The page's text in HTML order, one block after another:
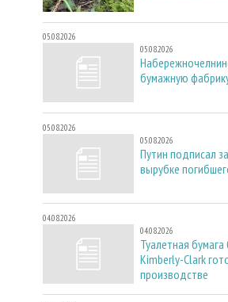
05.08.2026
05.08.2026
бумажную
05.08.2026
05.08.2026
Путин подписал
вырубке
04.08.2026
04.08.2026
Туалетная
Kimberly-Clark
производстве